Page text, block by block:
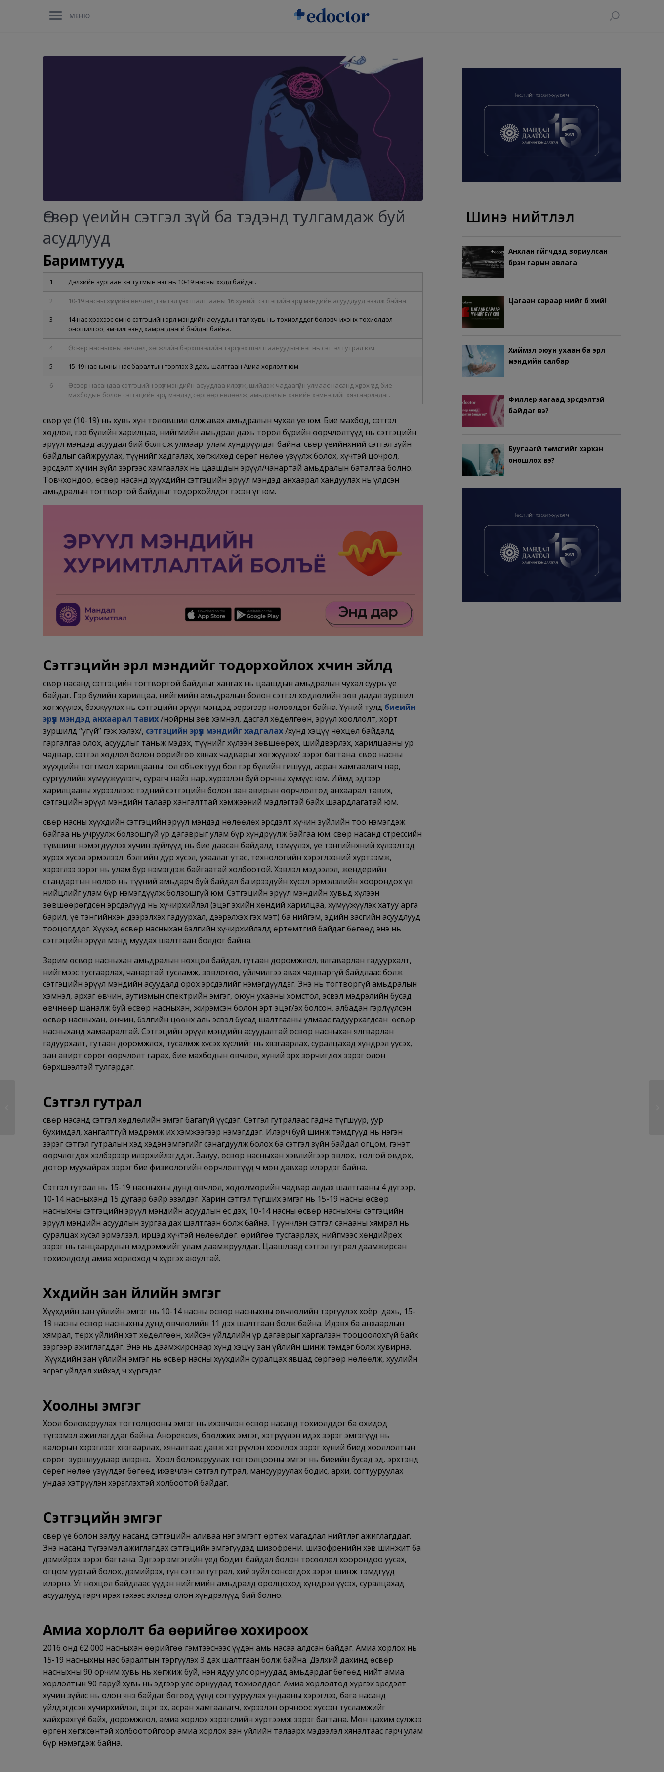
МЕНЮ
Өсвөр үеийн сэтгэл зүй ба тэдэнд тулгамдаж буй
асудлууд
Баримтууд
1 Дэлхийн зургаан хүн тутмын нэг нь 10-19 насны хүүхдүүд байдаг.
2 10-19 насны хүмүүсийн өвчлөл, гэмтэл үүсэх шалтгааны 16 хувийг сэтгэцийн эрүүл мэндийн асуудлууд эзэлж байна.
3
14 нас хүрэхээс өмнө сэтгэцийн эрүүл мэндийн асуудлын тал хувь нь тохиолддог боловч ихэнх тохиолдол
оношилгоо, эмчилгээнд хамрагдаагүй байдаг байна.
4 Өсвөр насныхны өвчлөл, хөгжлийн бэрхшээлийн тэргүүлэх шалтгаануудын нэг нь сэтгэл гутрал юм.
5 15-19 насныхны нас баралтын тэргүүлэх 3 дахь шалтгаан Амиа хорлолт юм.
6
Өсвөр насандаа сэтгэцийн эрүүл мэндийн асуудлаа илрүүлж, шийдэж чадаагүйн улмаас насанд хүрэх үед бие
махбодын болон сэтгэцийн эрүүл мэндэд сөргөөр нөлөөлж, амьдралын хэвийн хэмнэлийг хязгаарладаг.
Өсвөр үе (10-19) нь хувь хүн төлөвшил олж авах амьдралын чухал үе юм. Бие махбод, сэтгэл
хөдлөл, гэр бүлийн харилцаа, нийгмийн амьдрал дахь төрөл бүрийн өөрчлөлтүүд нь сэтгэцийн
эрүүл мэндэд асуудал бий болгож улмаар улам хүндрүүлдэг байна. Өсвөр үеийнхний сэтгэл зүйн
байдлыг сайжруулах, түүнийг хадгалах, хөгжихөд сөрөг нөлөө үзүүлж болох, хүчтэй цочрол,
эрсдэлт хүчин зүйл зэргээс хамгаалах нь цаашдын эрүүл/чанартай амьдралын баталгаа болно.
Товчхондоо, өсвөр насанд хүүхдийн сэтгэцийн эрүүл мэндэд анхаарал хандуулах нь үлдсэн
амьдралын тогтвортой байдлыг тодорхойлдог гэсэн үг юм.
Сэтгэцийн эрүүл мэндийг тодорхойлох хүчин зүйлүүд
Өсвөр насанд сэтгэцийн тогтвортой байдлыг хангах нь цаашдын амьдралын чухал суурь үе
байдаг. Гэр бүлийн харилцаа, нийгмийн амьдралын болон сэтгэл хөдлөлийн зөв дадал зуршил
хөгжүүлэх, бэхжүүлэх нь сэтгэцийн эрүүл мэндэд эерэгээр нөлөөлдөг байна. Үүний тулд биеийн
эрүүл мэндэд анхаарал тавих/нойрны зөв хэмнэл, дасгал хөдөлгөөн, эрүүл хооллолт, хорт
зуршилд “үгүй” гэж хэлэх/, сэтгэцийн эрүүл мэндийг хадгалах/хүнд хэцүү нөхцөл байдалд
гаргалгаа олох, асуудлыг таньж мэдэх, түүнийг хүлээн зөвшөөрөх, шийдвэрлэх, харилцааны ур
чадвар, сэтгэл хөдлөл болон өөрийгөө хянах чадварыг хөгжүүлэх/ зэрэг багтана. Өсвөр насны
хүүхдийн тогтмол харилцааны гол объектууд бол гэр бүлийн гишүүд, асран хамгаалагч нар,
сургуулийн хүмүүжүүлэгч, сурагч найз нар, хүрээлэн буй орчны хүмүүс юм. Иймд эдгээр
харилцааны хүрээллээс тэдний сэтгэцийн болон зан авирын өөрчлөлтөд анхаарал тавих,
сэтгэцийн эрүүл мэндийн талаар хангалттай хэмжээний мэдлэгтэй байх шаардлагатай юм.
Өсвөр насны хүүхдийн сэтгэцийн эрүүл мэндэд нөлөөлөх эрсдэлт хүчин зүйлийн тоо нэмэгдэж
байгаа нь учруулж болзошгүй үр дагаврыг улам бүр хүндрүүлж байгаа юм. Өсвөр насанд стрессийн
түвшинг нэмэгдүүлэх хүчин зүйлүүд нь бие даасан байдалд тэмүүлэх, үе тэнгийнхний хүлээлтэд
хүрэх хүсэл эрмэлзэл, бэлгийн дур хүсэл, ухаалаг утас, технологийн хэрэглээний хүртээмж,
хэрэглээ зэрэг нь улам бүр нэмэгдэж байгаатай холбоотой. Хэвлэл мэдээлэл, жендерийн
стандартын нөлөө нь түүний амьдарч буй байдал ба ирээдүйн хүсэл эрмэлзлийн хоорондох үл
нийцлийг улам бүр нэмэгдүүлж болзошгүй юм. Сэтгэцийн эрүүл мэндийн хувьд хүлээн
зөвшөөрөгдсөн эрсдэлүүд нь хүчирхийлэл (эцэг эхийн хөндий харилцаа, хүмүүжүүлэх хатуу арга
барил, үе тэнгийнхэн дээрэлхэх гадуурхал, дээрэлхэх гэх мэт) ба нийгэм, эдийн засгийн асуудлууд
тооцогддог. Хүүхэд өсвөр насныхан бэлгийн хүчирхийлэлд өртөмтгий байдаг бөгөөд энэ нь
сэтгэцийн эрүүл мэнд муудах шалтгаан болдог байна.
Зарим өсвөр насныхан амьдралын нөхцөл байдал, гутаан доромжлол, ялгаварлан гадуурхалт,
нийгмээс тусгаарлах, чанартай тусламж, зөвлөгөө, үйлчилгээ авах чадваргүй байдлаас болж
сэтгэцийн эрүүл мэндийн асуудалд орох эрсдэлийг нэмэгдүүлдэг. Энэ нь тогтворгүй амьдралын
хэмнэл, архаг өвчин, аутизмын спектрийн эмгэг, оюун ухааны хомстол, эсвэл мэдрэлийн бусад
өвчнөөр шаналж буй өсвөр насныхан, жирэмсэн болон эрт эцэг/эх болсон, албадан гэрлүүлсэн
өсвөр насныхан, өнчин, бэлгийн цөөнх аль эсвэл бусад шалтгааны улмаас гадуурхагдсан өсвөр
насныханд хамааралтай. Сэтгэцийн эрүүл мэндийн асуудалтай өсвөр насныхан ялгварлан
гадуурхалт, гутаан доромжлох, тусалмж хүсэх хүслийг нь хязгаарлах, суралцахад хүндрэл үүсэх,
зан авирт сөрөг өөрчлөлт гарах, бие махбодын өвчлөл, хүний эрх зөрчигдөх зэрэг олон
бэрхшээлтэй тулгардаг.
Сэтгэл гутрал
Өсвөр насанд сэтгэл хөдлөлийн эмгэг багагүй үүсдэг. Сэтгэл гутралаас гадна түгшүүр, уур
бухимдал, хангалтгүй мэдрэмж их хэмжээгээр нэмэгддэг. Илэрч буй шинж тэмдгүүд нь нэгэн
зэрэг сэтгэл гутралын хэд хэдэн эмгэгийг санагдуулж болох ба сэтгэл зүйн байдал огцом, гэнэт
өөрчлөгдөх хэлбэрээр илэрхийлэгддэг. Залуу, өсвөр насныхан хэвлийгээр өвлөх, толгой өвдөх,
дотор муухайрах зэрэг бие физиологийн өөрчлөлтүүд ч мөн давхар илэрдэг байна.
Сэтгэл гутрал нь 15-19 насныхны дунд өвчлөл, хөдөлмөрийн чадвар алдах шалтгааны 4 дүгээр,
10-14 насныханд 15 дугаар байр эзэлдэг. Харин сэтгэл түгших эмгэг нь 15-19 насны өсвөр
насныхны сэтгэцийн эрүүл мэндийн асуудлын ёс дэх, 10-14 насны өсвөр насныхны сэтгэцийн
эрүүл мэндийн асуудлын зургаа дах шалтгаан болж байна. Түүнчлэн сэтгэл санааны хямрал нь
суралцах хүсэл эрмэлзэл, ирцэд хүчтэй нөлөөлдөг. Өөрийгөө тусгаарлах, нийгмээс хөндийрөх
зэрэг нь ганцаардлын мэдрэмжийг улам даамжруулдаг. Цаашлаад сэтгэл гутрал даамжирсан
тохиолдолд амиа хорлоход ч хүргэх аюултай.
Хүүхдийн зан үйлийн эмгэг
Хүүхдийн зан үйлийн эмгэг нь 10-14 насны өсвөр насныхны өвчлөлийн тэргүүлэх хоёр дахь, 15-
19 насны өсвөр насныхны дунд өвчлөлийн 11 дэх шалтгаан болж байна. Идэвх ба анхаарлын
хямрал, төрх үйлийн хэт хөдөлгөөн, хийсэн үйлдлийн үр дагаврыг харгалзан тооцоолохгүй байх
зэргээр ажиглагддаг. Энэ нь даамжирснаар хүнд хэцүү зан үйлийн шинж тэмдэг болж хувирна.
Хүүхдийн зан үйлийн эмгэг нь өсвөр насны хүүхдийн суралцах явцад сөргөөр нөлөөлж, хуулийн
эсрэг үйлдэл хийхэд ч хүргэдэг.
Хоолны эмгэг
Хоол боловсруулах тогтолцооны эмгэг нь ихэвчлэн өсвөр насанд тохиолддог ба охидод
түгээмэл ажиглагддаг байна. Анорексия, бөөлжих эмгэг, хэтрүүлэн идэх зэрэг эмгэгүүд нь
калорын хэрэглээг хязгаарлах, хяналтаас давж хэтрүүлэн хооллох зэрэг хүний биед хооллолтын
сөрөг зуршлуудаар илэрнэ.. Хоол боловсруулах тогтолцооны эмгэг нь биеийн бусад эд, эрхтэнд
сөрөг нөлөө үзүүлдэг бөгөөд ихэвчлэн сэтгэл гутрал, мансууруулах бодис, архи, согтууруулах
ундаа хэтрүүлэн хэрэглэхтэй холбоотой байдаг.
Сэтгэцийн эмгэг
Өсвөр үе болон залуу насанд сэтгэцийн аливаа нэг эмгэгт өртөх магадлал нийтлэг ажиглагддаг.
Энэ насанд түгээмэл ажиглагдах сэтгэцийн эмгэгүүдэд шизофрени, шизофренийн хэв шинжит ба
дэмийрэх зэрэг багтана. Эдгээр эмгэгийн үед бодит байдал болон төсөөлөл хоорондоо уусах,
огцом ууртай болох, дэмийрэх, гүн сэтгэл гутрал, хий зүйл сонсогдох зэрэг шинж тэмдгүүд
илэрнэ. Уг нөхцөл байдлаас үүдэн нийгмийн амьдралд оролцоход хүндрэл үүсэх, суралцахад
асуудлууд гарч ирэх гэхээс эхлээд олон хүндрэлүүд бий болно.
Амиа хорлолт ба өөрийгөө хохироох
2016 онд 62 000 насныхан өөрийгөө гэмтээснээс үүдэн амь насаа алдсан байдаг. Амиа хорлох нь
15-19 насныхны нас баралтын тэргүүлэх 3 дах шалтгаан болж байна. Дэлхий дахинд өсвөр
насныхны 90 орчим хувь нь хөгжиж буй, нэн ядуу улс орнуудад амьдардаг бөгөөд нийт амиа
хорлолтын 90 гаруй хувь нь эдгээр улс орнуудад тохиолддог. Амиа хорлолтод хүргэх эрсдэлт
хүчин зүйлс нь олон янз байдаг бөгөөд үүнд согтууруулах ундааны хэрэглээ, бага насанд
үйлдэгдсэн хүчирхийлэл, эцэг эх, асран хамгаалагч, хүрээлэн орчноос хүссэн тусламжийг
хайхрахгүй байх, доромжлол, амиа хорлох хэрэгслийн хүртээмж зэрэг багтана. Мөн цахим сүлжээ
өргөн хөгжсөнтэй холбоотойгоор амиа хорлох зан үйлийн талаарх мэдээлэл хяналтаас гарч улам
бүр нэмэгдэж байна.
Шинэ нийтлэл
Анхлан гүйгчдэд зориулсан
бүрэн гарын авлага
Цагаан сараар үүнийг бүү хий!
Хиймэл оюун ухаан ба эрүүл
мэндийн салбар
Филлер яагаад эрсдэлтэй
байдаг вэ?
Буугаагүй төмсгийг хэрхэн
оношлох вэ?
Ковид-19 туссаны
дараагаар эрүүл
мэндээ дэмжих...